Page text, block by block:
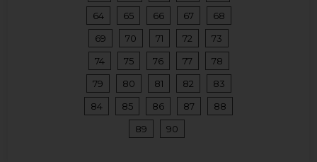
64
65 66 67
68
69
70 71 72
73
74
75 76 77
78
79
80 81 82
83
84
85 86 87
88
89
90